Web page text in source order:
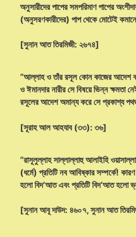
অনুসারীদের পাপের সমপরিমাণ পাপের
(অনুসরণকারীদের) পাপ থেকে মোটেই
[সুনান আত তিরমিজী: ২৬৭৪]
“আল্লাহ ও তাঁর রসূল কোন কাজের আদেশ
ও ঈমানদার নারীর সে বিষয়ে ভিন্ন ক্ষমতা
রসূলের আদেশ অমান্য করে সে প্রকাশ্য
[সূরাহ আল আহযাব (৩৩): ৩৬]
“রাসূলুল্লাহ সাল্লাল্লাহু আলাইহি
(ধর্মে) প্রতিটি নব আবিষ্কার সম্পর্কে!
হলো বিদ‘আত এবং প্রতিটি বিদ‘আত হলো
[সুনান আবূ দাউদ: ৪৬০৭, সুনান আত